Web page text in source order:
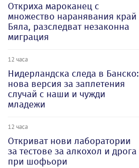
Откриха мароканец с
множество наранявания край
Бяла, разследват незаконна
миграция
12 часа
Нидерландска следа в Банско:
нова версия за заплетения
случай с наши и чужди
младежи
12 часа
Откриват нови лаборатории
за тестове за алкохол и дрога
при шофьори